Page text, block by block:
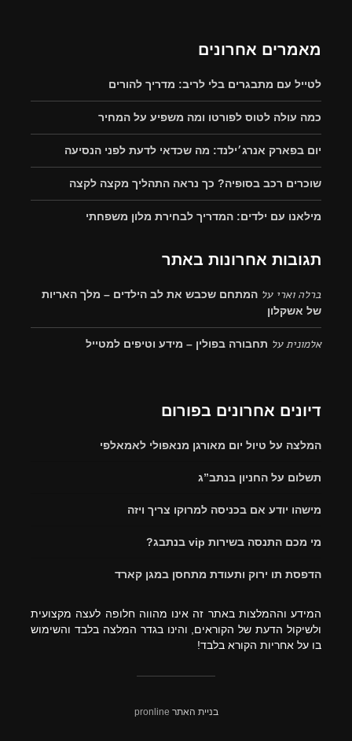
מאמרים אחרונים
לטייל עם מתבגרים בלי לריב: מדריך להורים
כמה עולה לטוס לפורטו ומה משפיע על המחיר
יום בפארק אנרג׳ילנד: מה שכדאי לדעת לפני הנסיעה
שוכרים רכב בסופיה? כך נראה התהליך מקצה לקצה
מילאנו עם ילדים: המדריך לבחירת מלון משפחתי
תגובות אחרונות באתר
ברלה וארי על המתחם שכבש את לב הילדים – מלך האריות
של אשקלון
אלמוניתעל תחבורה בפולין – מידע וטיפים למטייל
דיונים אחרונים בפורום
המלצה על טיול יום מאורגן מנאפולי לאמאלפי
תשלום על החניון בנתב”ג
מישהו יודע אם בכניסה למרוקו צריך ויזה
מי מכם התנסה בשירות vip בנתבג?
הדפסת תו ירוק ותעודת מתחסן במגן קארד
המידע וההמלצות באתר זה אינו מהווה חלופה לעצה מקצועית
ולשיקול הדעת של הקוראים, והינו בגדר המלצה בלבד והשימוש
בו על אחריות הקורא בלבד!
בניית האתר pronline